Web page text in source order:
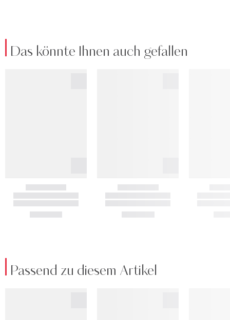
Das könnte Ihnen auch gefallen
Passend zu diesem Artikel